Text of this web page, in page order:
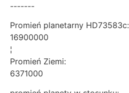
-------
Promień planetarny HD73583c:
16900000
¦
Promień Ziemi:
6371000